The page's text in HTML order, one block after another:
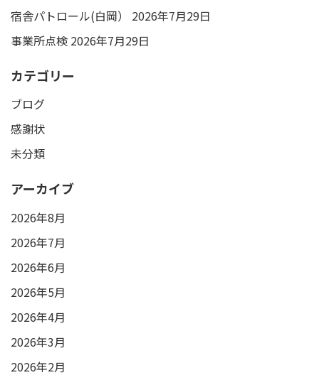
宿舎パトロール(白岡）
2026年7月29日
事業所点検 2026年7月29日
カテゴリー
ブログ
感謝状
未分類
アーカイブ
2026年8月
2026年7月
2026年6月
2026年5月
2026年4月
2026年3月
2026年2月